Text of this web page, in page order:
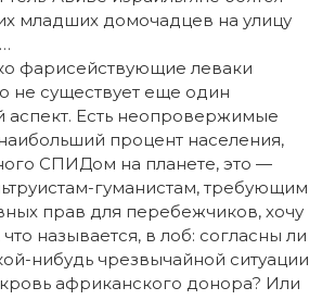
младших домочадцев на улицу
фарисействующие леваки
не существует еще один
Есть неопровержимые
процент населения,
СПИДом на планете, это —
гуманистам, требующим
прав для перебежчиков, хочу
называется, в лоб: согласны ли
нибудь чрезвычайной ситуации
африканского донора? Или